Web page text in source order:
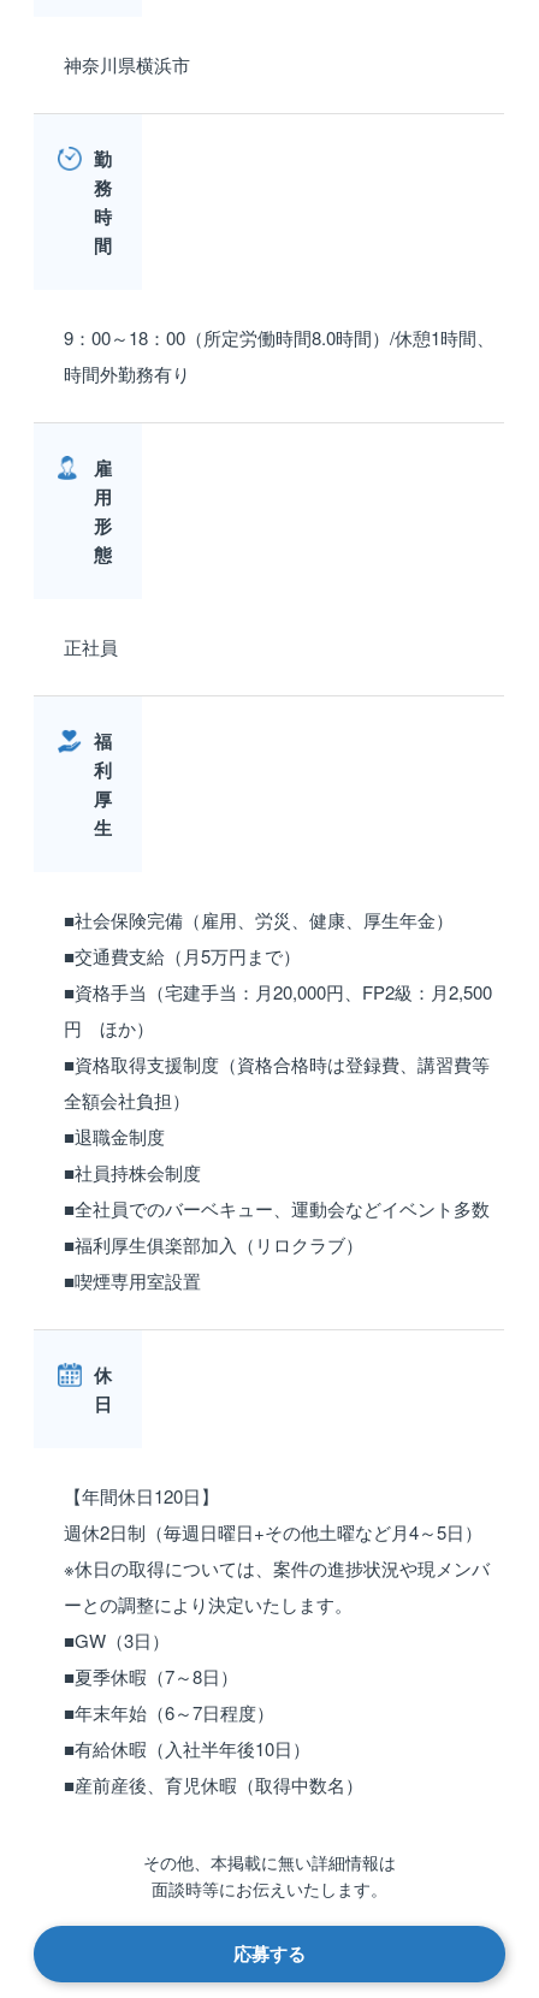
神奈川県横浜市
勤
務
時
間
9：00～18：00（所定労働時間8.0時間）/休憩1時間、
時間外勤務有り
雇
用
形
態
正社員
福
利
厚
生
■社会保険完備（雇用、労災、健康、厚生年金）
■交通費支給（月5万円まで）
■資格手当（宅建手当：月20,000円、FP2級：月2,500
円 ほか）
■資格取得支援制度（資格合格時は登録費、講習費等
全額会社負担）
■退職金制度
■社員持株会制度
■全社員でのバーベキュー、運動会などイベント多数
■福利厚生俱楽部加入（リロクラブ）
■喫煙専用室設置
休
日
【年間休日120日】
週休2日制（毎週日曜日+その他土曜など月4～5日）
※休日の取得については、案件の進捗状況や現メンバ
ーとの調整により決定いたします。
■GW（3日）
■夏季休暇（7～8日）
■年末年始（6～7日程度）
■有給休暇（入社半年後10日）
■産前産後、育児休暇（取得中数名）
その他、本掲載に無い詳細情報は
面談時等にお伝えいたします。
応募する